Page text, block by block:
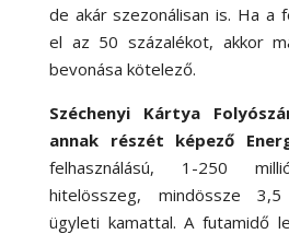
de akár szezonálisan is. Ha a
el az 50 százalékot, akkor
bevonása kötelező.
Széchenyi Kártya
annak részét képező
felhasználású, 1-250
hitelösszeg, mindössze
ügyleti kamattal. A futamidő